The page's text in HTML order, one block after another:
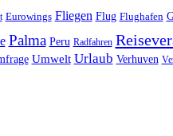
Eurowings Fliegen Flug Flughafen
Palma Peru Radfahren
Umwelt Urlaub Verhuven